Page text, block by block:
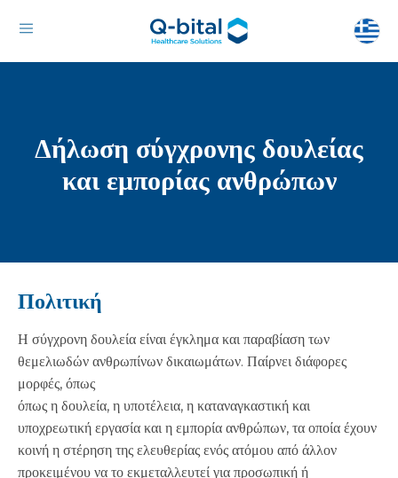
Δήλωση σύγχρονης δουλείας
και εμπορίας ανθρώπων
Πολιτική
Η σύγχρονη δουλεία είναι έγκλημα και παραβίαση των
θεμελιωδών ανθρωπίνων δικαιωμάτων. Παίρνει διάφορες
μορφές, όπως
όπως η δουλεία, η υποτέλεια, η καταναγκαστική και
υποχρεωτική εργασία και η εμπορία ανθρώπων, τα οποία έχουν
κοινή η στέρηση της ελευθερίας ενός ατόμου από άλλον
προκειμένου να το εκμεταλλευτεί για προσωπική ή